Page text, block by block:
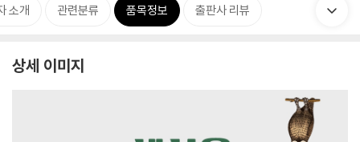
소개 관련분류 품목정보 출판사 리뷰
상세 이미지